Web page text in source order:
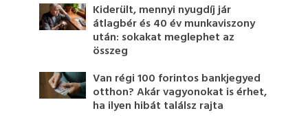
Kiderült, mennyi nyugdíj jár
átlagbér és 40 év munkaviszony
után: sokakat meglephet az
összeg
Van régi 100 forintos bankjegyed
otthon? Akár vagyonokat is érhet,
ha ilyen hibát találsz rajta